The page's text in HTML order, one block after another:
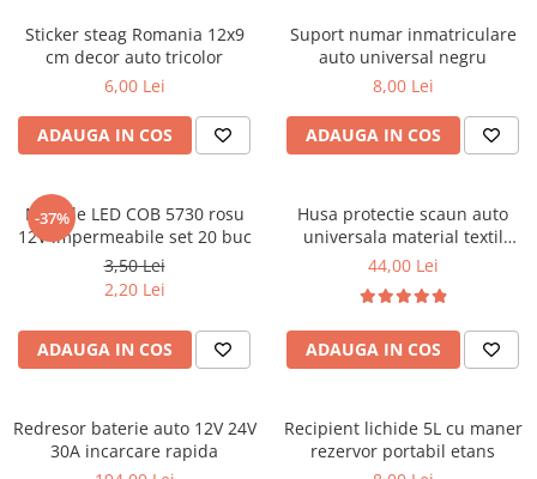
Sticker steag Romania 12x9
cm decor auto tricolor
6,00 Lei
ADAUGA IN COS
Suport numar inmatriculare
auto universal negru
8,00 Lei
ADAUGA IN COS
-37%
Module LED COB 5730 rosu
12V impermeabile set 20 buc
3,50 Lei
2,20 Lei
ADAUGA IN COS
Husa protectie scaun auto
universala material textil
106x47 cm neagra
44,00 Lei
ADAUGA IN COS
Redresor baterie auto 12V 24V
30A incarcare rapida
Recipient lichide 5L cu maner
rezervor portabil etans